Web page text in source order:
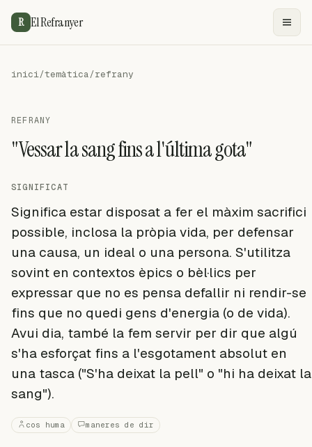
R El Refranyer
inici/temàtica/refrany
REFRANY
"Vessar la sang fins a l'última gota"
SIGNIFICAT
Significa estar disposat a fer el màxim sacrifici
possible, inclosa la pròpia vida, per defensar
una causa, un ideal o una persona. S'utilitza
sovint en contextos èpics o bèl·lics per
expressar que no es pensa defallir ni rendir-se
fins que no quedi gens d'energia (o de vida).
Avui dia, també la fem servir per dir que algú
s'ha esforçat fins a l'esgotament absolut en
una tasca ("S'ha deixat la pell" o "hi ha deixat la
sang").
cos huma maneres de dir